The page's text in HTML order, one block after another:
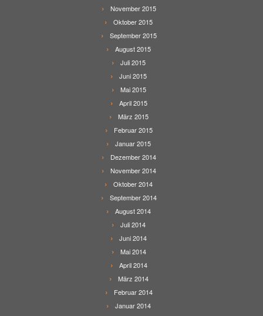
November 2015
Oktober 2015
September 2015
August 2015
Juli 2015
Juni 2015
Mai 2015
April 2015
März 2015
Februar 2015
Januar 2015
Dezember 2014
November 2014
Oktober 2014
September 2014
August 2014
Juli 2014
Juni 2014
Mai 2014
April 2014
März 2014
Februar 2014
Januar 2014